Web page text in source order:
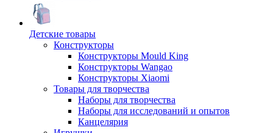
Детские товары
Конструкторы
Конструкторы Mould King
Конструкторы Wangao
Конструкторы Xiaomi
Товары для творчества
Наборы для творчества
Наборы для исследований и опытов
Канцелярия